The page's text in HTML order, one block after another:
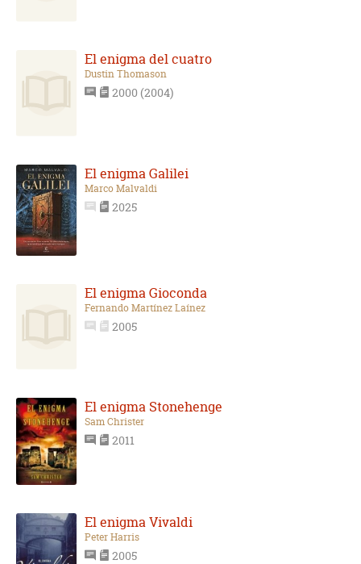
El enigma del cuatro
Dustin Thomason
2000 (2004)
El enigma Galilei
Marco Malvaldi
2025
El enigma Gioconda
Fernando Martínez Laínez
2005
El enigma Stonehenge
Sam Christer
2011
El enigma Vivaldi
Peter Harris
2005